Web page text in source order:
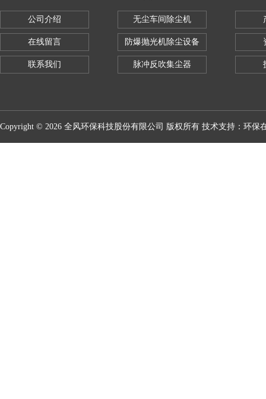
公司介绍
在线留言
联系我们
无尘车间除尘机
防爆抛光机除尘设备
脉冲反吹集尘器
Copyright © 2026 全风环保科技股份有限公司 版权所有 技术支持： 环保